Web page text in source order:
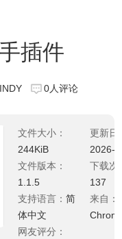
插件
0人评论
文件大小：
244KiB
文件版本：
1.1.5
支持语言：简
体中文
网友评分：
更新日
2026-
下载次
137
来自：